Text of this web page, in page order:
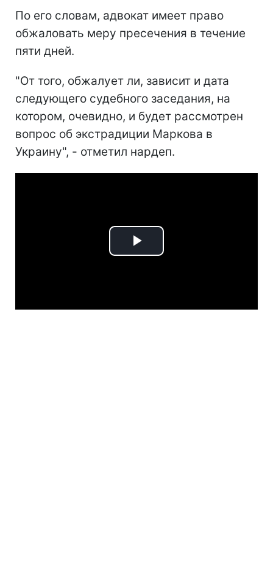
По его словам, адвокат имеет право
обжаловать меру пресечения в течение
пяти дней.
"От того, обжалует ли, зависит и дата
следующего судебного заседания, на
котором, очевидно, и будет рассмотрен
вопрос об экстрадиции Маркова в
Украину", - отметил нардеп.
Play